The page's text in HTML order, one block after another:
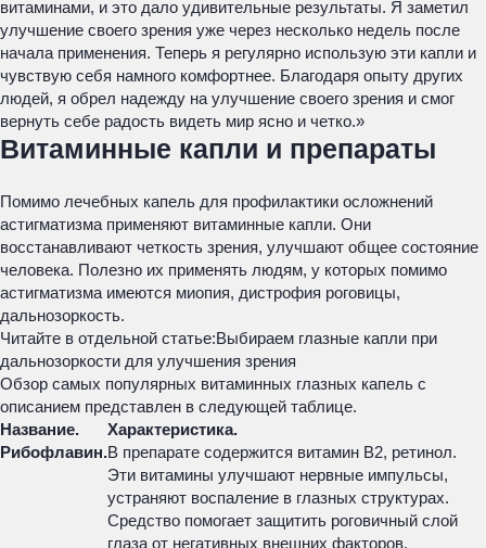
витаминами, и это дало удивительные результаты. Я заметил
улучшение своего зрения уже через несколько недель после
начала применения. Теперь я регулярно использую эти капли и
чувствую себя намного комфортнее. Благодаря опыту других
людей, я обрел надежду на улучшение своего зрения и смог
вернуть себе радость видеть мир ясно и четко.»
Витаминные капли и препараты
Помимо лечебных капель для профилактики осложнений
астигматизма применяют витаминные капли. Они
восстанавливают четкость зрения, улучшают общее состояние
человека. Полезно их применять людям, у которых помимо
астигматизма имеются миопия, дистрофия роговицы,
дальнозоркость.
Читайте в отдельной статье:Выбираем глазные капли при
дальнозоркости для улучшения зрения
Обзор самых популярных витаминных глазных капель с
описанием представлен в следующей таблице.
Название.
Характеристика.
Рибофлавин.В препарате содержится витамин В2, ретинол.
Эти витамины улучшают нервные импульсы,
устраняют воспаление в глазных структурах.
Средство помогает защитить роговичный слой
глаза от негативных внешних факторов,